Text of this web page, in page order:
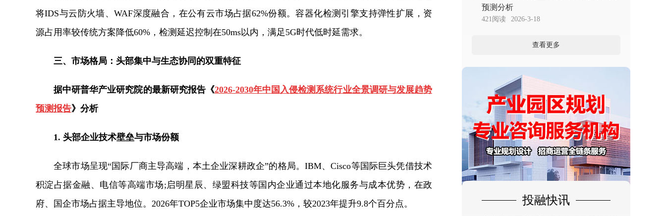
将IDS与云防火墙、WAF深度融合，在公有云市场占据62%份额。容器化检测引擎支持弹性扩展，资
源占用率较传统方案降低60%，检测延迟控制在50ms以内，满足5G时代低时延需求。
三、市场格局：头部集中与生态协同的双重特征
据中研普华产业研究院的最新研究报告《2026-2030年中国入侵检测系统行业全景调研与发展趋势
预测报告》 分析
1. 头部企业技术壁垒与市场份额
全球市场呈现“国际厂商主导高端，本土企业深耕政企”的格局。IBM、Cisco等国际巨头凭借技术
积淀占据金融、电信等高端市场;启明星辰、绿盟科技等国内企业通过本地化服务与成本优势，在政
府、国企市场占据主导地位。2026年TOP5企业市场集中度达56.3%，较2023年提升9.8个百分点。
预测分析
421阅读 2026-3-18
查看更多
投融快讯